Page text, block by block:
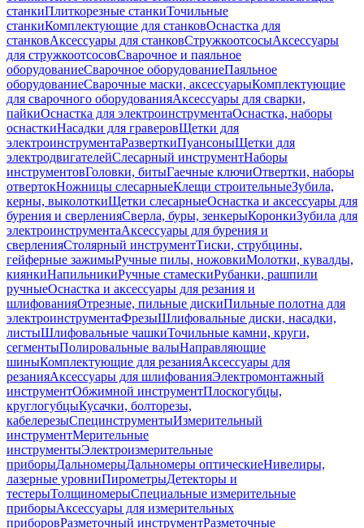
станкиПлиткорезные станкиТочильные
станкиКомплектующие для станковОснастка для
станковАксессуары для станковСтружкоотсосыАксессуары
для стружкоотсосовСварочное и паяльное
оборудованиеСварочное оборудованиеПаяльное
оборудованиеСварочные маски, аксессуарыКомплектующие
для сварочного оборудованияАксессуары для сварки,
пайкиОснастка для электроинструментаОснастка, наборы
оснасткиНасадки для граверовЩетки для
электроинструментаРазверткиПуансоныЩетки для
электродвигателейСлесарный инструментНаборы
инструментовГоловки, битыГаечные ключиОтвертки, наборы
отвертокНожницы слесарныеКлещи строительныеЗубила,
керны, выколоткиЩетки слесарныеОснастка и аксессуары для
бурения и сверленияСверла, буры, зенкерыКоронкиЗубила для
электроинструментаАксессуары для бурения и
сверленияСтолярный инструментТиски, струбцины,
гейферные зажимыРучные пилы, ножовкиМолотки, кувалды,
киянкиНапильникиРучные стамескиРубанки, рашпили
ручныеОснастка и аксессуары для резания и
шлифованияОтрезные, пильные дискиПильные полотна для
электроинструментаФрезыШлифовальные диски, насадки,
листыШлифовальные чашкиТочильные камни, круги,
сегментыПолировальные валыНаправляющие
шиныКомплектующие для резанияАксессуары для
резанияАксессуары для шлифованияЭлектромонтажный
инструментОбжимной инструментПлоскогубцы,
круглогубцыКусачки, болторезы,
кабелерезыСпецинструментыИзмерительный
инструментМерительные
инструментыЭлектроизмерительные
приборыДальномерыДальномеры оптическиеНивелиры,
лазерные уровниПирометрыДетекторы и
тестерыТолщиномерыСпециальные измерительные
приборыАксессуары для измерительных
приборовРазметочный инструментРазметочные